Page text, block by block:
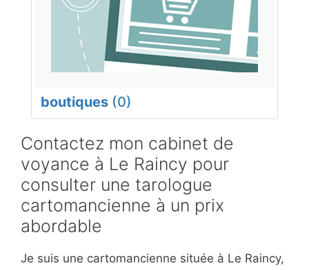
boutiques (0)
Contactez mon cabinet de
voyance à Le Raincy pour
consulter une tarologue
cartomancienne à un prix
abordable
Je suis une cartomancienne située à Le Raincy,